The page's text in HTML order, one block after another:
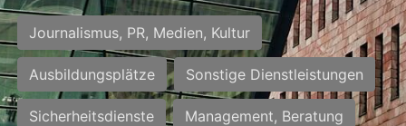
Journalismus, PR, Medien, Kultur
Ausbildungsplätze Sonstige Dienstleistungen
Sicherheitsdienste Management, Beratung